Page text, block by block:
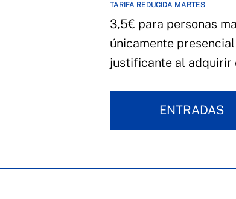
TARIFA REDUCIDA MARTES
3,5€ para personas
únicamente
justificante al adquirir
ENTRADAS